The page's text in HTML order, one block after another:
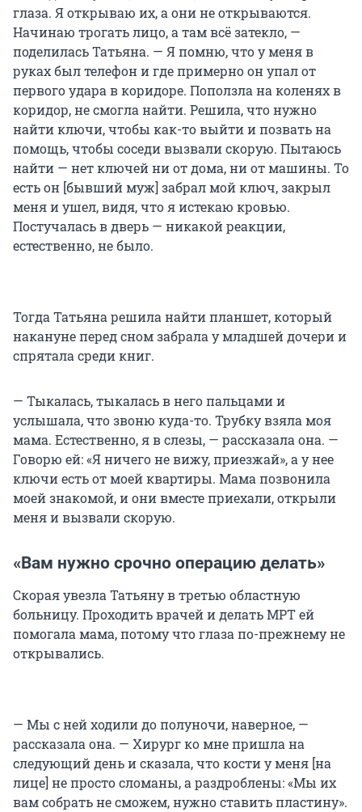
глаза. Я открываю их, а они не открываются.
Начинаю трогать лицо, а там всё затекло, —
поделилась Татьяна. — Я помню, что у меня в
руках был телефон и где примерно он упал от
первого удара в коридоре. Поползла на коленях в
коридор, не смогла найти. Решила, что нужно
найти ключи, чтобы как-то выйти и позвать на
помощь, чтобы соседи вызвали скорую. Пытаюсь
найти — нет ключей ни от дома, ни от машины. То
есть он [бывший муж] забрал мой ключ, закрыл
меня и ушел, видя, что я истекаю кровью.
Постучалась в дверь — никакой реакции,
естественно, не было.
Тогда Татьяна решила найти планшет, который
накануне перед сном забрала у младшей дочери и
спрятала среди книг.
— Тыкалась, тыкалась в него пальцами и
услышала, что звоню куда-то. Трубку взяла моя
мама. Естественно, я в слезы, — рассказала она. —
Говорю ей: «Я ничего не вижу, приезжай», а у нее
ключи есть от моей квартиры. Мама позвонила
моей знакомой, и они вместе приехали, открыли
меня и вызвали скорую.
«Вам нужно срочно операцию делать»
Скорая увезла Татьяну в третью областную
больницу. Проходить врачей и делать МРТ ей
помогала мама, потому что глаза по-прежнему не
открывались.
— Мы с ней ходили до полуночи, наверное, —
рассказала она. — Хирург ко мне пришла на
следующий день и сказала, что кости у меня [на
лице] не просто сломаны, а раздроблены: «Мы их
вам собрать не сможем, нужно ставить пластину».